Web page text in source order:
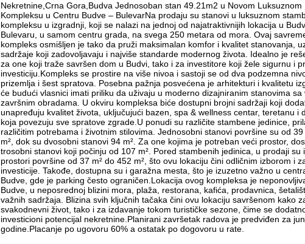
Nekretnine,Crna Gora,Budva Jednosoban stan 49.21m2 u Novom Luksuznom
Kompleksu u Centru Budve – BulevarNa prodaju su stanovi u luksuznom
kompleksu u izgradnji, koji se nalazi na jednoj od najatraktivnijih lokacija u
Bulevaru, u samom centru grada, na svega 250 metara od mora. Ovaj
kompleks osmišljen je tako da pruži maksimalan komfor i kvalitet stanovanja,
sadržaje koji zadovoljavaju i najviše standarde modernog života. Idealno je
za one koji traže savršen dom u Budvi, tako i za investitore koji žele sigurnu i
investiciju.Kompleks se prostire na više nivoa i sastoji se od dva podzemna
prizemlja i šest spratova. Posebna pažnja posvećena je arhitekturi i kvalitetu
će budući vlasnici imati priliku da uživaju u moderno dizajniranim stanovima sa
završnim obradama. U okviru kompleksa biće dostupni brojni sadržaji koji
unapređuju kvalitet života, uključujući bazen, spa & wellness centar, teretanu i
koja povezuju sve spratove zgrade.U ponudi su različite stambene jedinice,
različitim potrebama i životnim stilovima. Jednosobni stanovi površine su od 39
m², dok su dvosobni stanovi 94 m². Za one kojima je potreban veći prostor,
trosobni stanovi koji počinju od 107 m². Pored stambenih jedinica, u prodaji su
prostori površine od 37 m² do 452 m², što ovu lokaciju čini odličnim izborom i
investicije. Takođe, dostupna su i garažna mesta, što je izuzetno važno u
Budve, gde je parking često ograničen.Lokacija ovog kompleksa je
Budve, u neposrednoj blizini mora, plaža, restorana, kafića, prodavnica,
važnih sadržaja. Blizina svih ključnih tačaka čini ovu lokaciju savršenom kako
svakodnevni život, tako i za izdavanje tokom turističke sezone, čime se
investicioni potencijal nekretnine.Planirani završetak radova je predviđen za jun
godine.Placanje po ugovoru 60% a ostatak po dogovoru u rate.